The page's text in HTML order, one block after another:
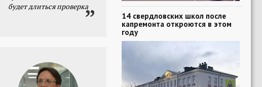
будет длиться проверка
14 свердловских школ после
капремонта откроются в этом
году